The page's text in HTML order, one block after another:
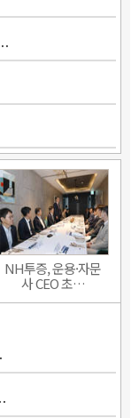
NH투증, 운용·자문
사 CEO 초…